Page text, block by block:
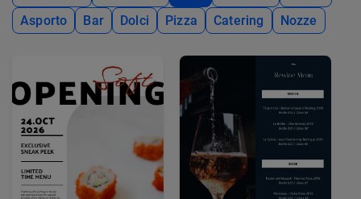
Asporto
Bar Dolci Pizza Catering Nozze